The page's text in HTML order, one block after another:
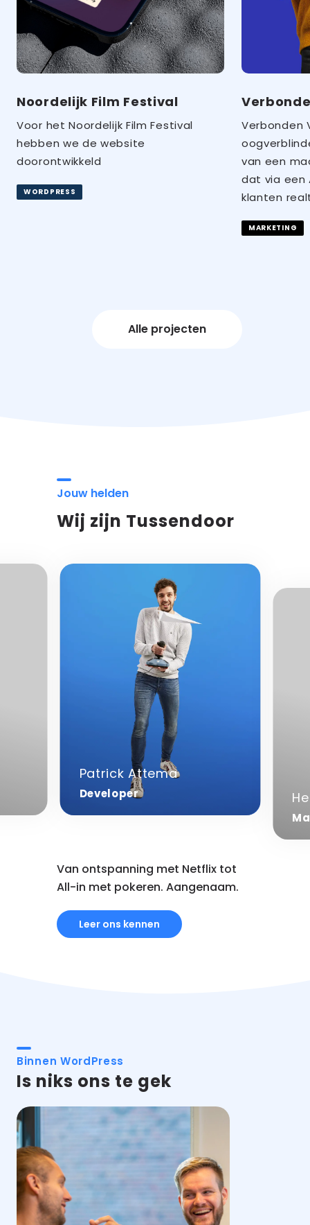
Noordelijk Film Festival
Voor het Noordelijk Film Festival
hebben we de website
doorontwikkeld
WORDPRESS
Verbonden
van een
dat via een
klanten
MARKETING
Alle projecten
Jouw helden
Wij zijn Tussendoor
Patrick Attema
Developer
Van ontspanning met Netflix tot
All-in met pokeren. Aangenaam.
Leer ons kennen
Binnen WordPress
Is niks ons te gek